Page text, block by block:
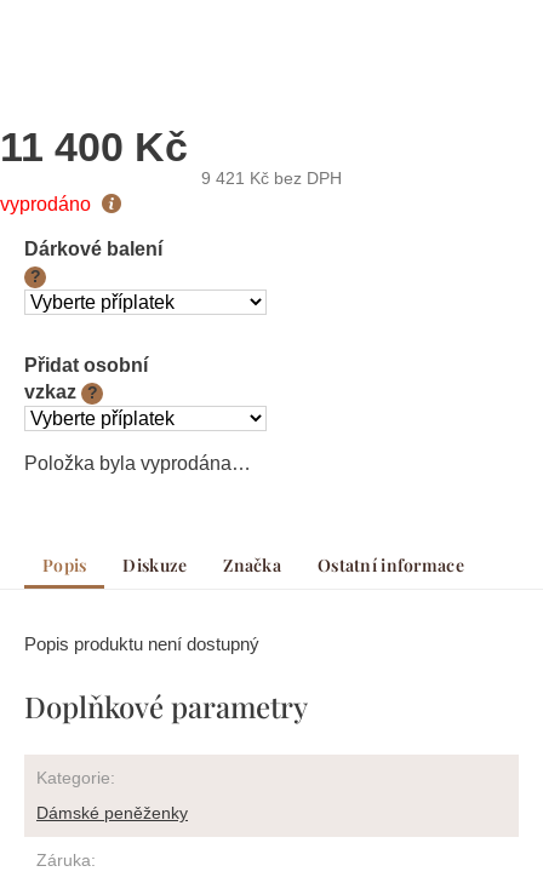
11 400 Kč
9 421 Kč bez DPH
Měrná
vyprodáno
Dárkové balení
?
Přidat osobní
vzkaz
?
Položka byla vyprodána…
Popis Diskuze Značka Ostatní informace
Popis produktu není dostupný
Doplňkové parametry
Kategorie:
Dámské peněženky
Záruka: